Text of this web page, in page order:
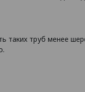
таких труб менее